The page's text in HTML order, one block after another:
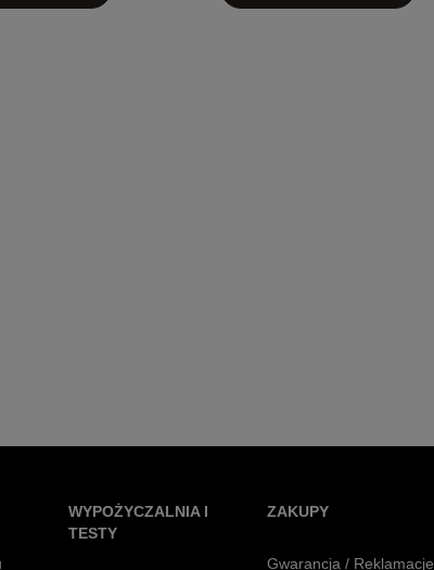
WYPOŻYCZALNIA I
TESTY
ZAKUPY
Gwarancja / Reklamacje